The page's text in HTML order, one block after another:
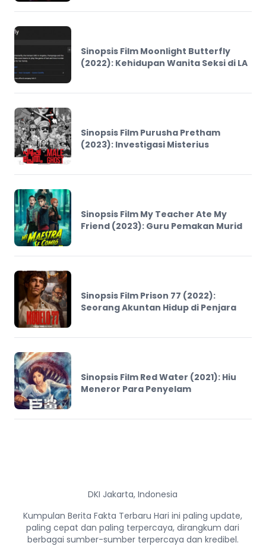
Sinopsis Film Moonlight Butterfly
(2022): Kehidupan Wanita Seksi di LA
Sinopsis Film Purusha Pretham
(2023): Investigasi Misterius
Sinopsis Film My Teacher Ate My
Friend (2023): Guru Pemakan Murid
Sinopsis Film Prison 77 (2022):
Seorang Akuntan Hidup di Penjara
Sinopsis Film Red Water (2021): Hiu
Meneror Para Penyelam
DKI Jakarta, Indonesia
Kumpulan Berita Fakta Terbaru Hari ini paling update,
paling cepat dan paling terpercaya, dirangkum dari
berbagai sumber-sumber terpercaya dan kredibel.